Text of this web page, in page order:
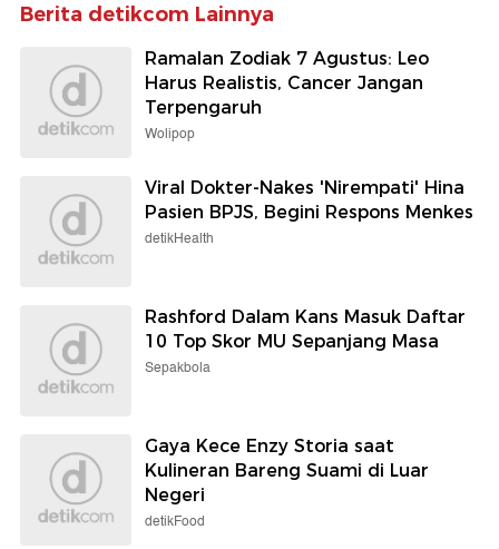
Berita detikcom Lainnya
Ramalan Zodiak 7 Agustus: Leo
Harus Realistis, Cancer Jangan
Terpengaruh
Wolipop
Viral Dokter-Nakes 'Nirempati' Hina
Pasien BPJS, Begini Respons Menkes
detikHealth
Rashford Dalam Kans Masuk Daftar
10 Top Skor MU Sepanjang Masa
Sepakbola
Gaya Kece Enzy Storia saat
Kulineran Bareng Suami di Luar
Negeri
detikFood